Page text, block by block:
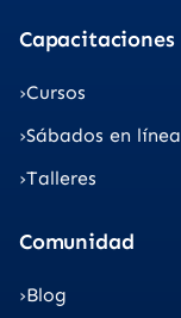
Capacitaciones
Cursos
Sábados en línea
Talleres
Comunidad
Blog